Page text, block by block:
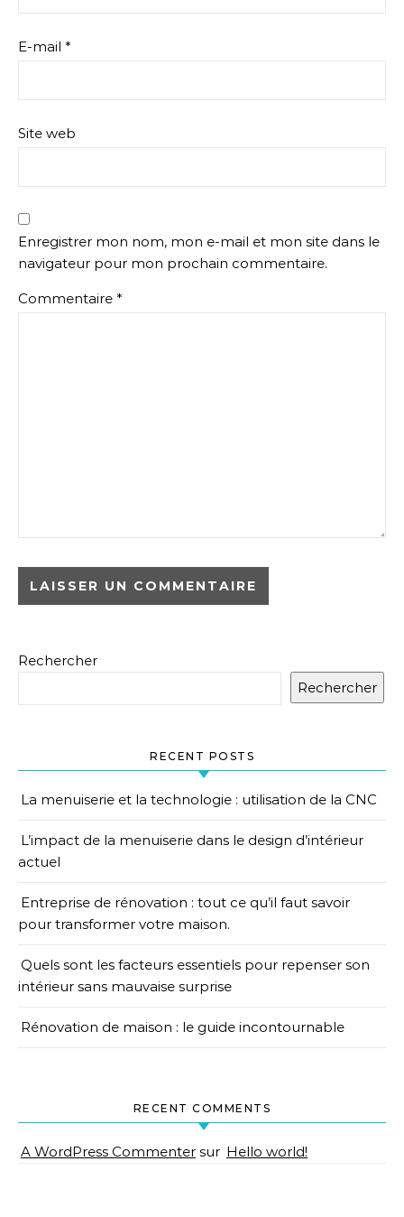
E-mail *
Site web
Enregistrer mon nom, mon e-mail et mon site dans le
navigateur pour mon prochain commentaire.
Commentaire *
Rechercher
Rechercher
RECENT POSTS
La menuiserie et la technologie : utilisation de la CNC
L’impact de la menuiserie dans le design d’intérieur
actuel
Entreprise de rénovation : tout ce qu’il faut savoir
pour transformer votre maison.
Quels sont les facteurs essentiels pour repenser son
intérieur sans mauvaise surprise
Rénovation de maison : le guide incontournable
RECENT COMMENTS
A WordPress Commenter sur Hello world!